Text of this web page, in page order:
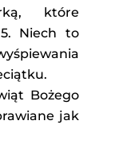
które
Niech to
Bożego
jak